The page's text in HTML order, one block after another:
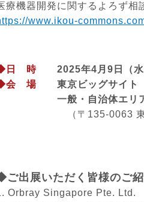
療機器開発に関するよろず
www.ikou-
日 時 2025年4月9日（水
会 場 東京ビッグサイト
一般・自治体エリ
（〒135-0063 東京都
ご出展いただく皆様のご
Orbray Singapore